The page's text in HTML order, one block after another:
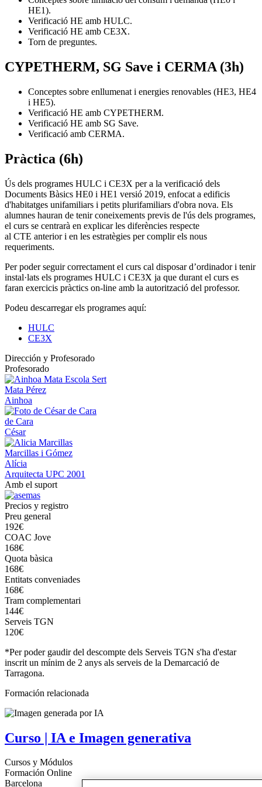
HE1).
Verificació HE amb HULC.
Verificació HE amb CE3X.
Torn de preguntes.
CYPETHERM, SG Save i CERMA (3h)
Conceptes sobre enllumenat i energies renovables (HE3, HE4
i HE5).
Verificació HE amb CYPETHERM.
Verificació HE amb SG Save.
Verificació amb CERMA.
Pràctica (6h)
Ús dels programes HULC i CE3X per a la verificació dels
Documents Bàsics HE0 i HE1 versió 2019, enfocat a edificis
d'habitatges unifamiliars i petits plurifamiliars d'obra nova. Els
alumnes hauran de tenir coneixements previs de l'ús dels programes,
el curs se centrarà en explicar les diferències respecte
al CTE anterior i en les estratègies per complir els nous
requeriments.
Per poder seguir correctament el curs cal disposar d’ordinador i tenir
instal·lats els programes HULC i CE3X ja que durant el curs es
faran exercicis pràctics on-line amb la autorització del professor.
Podeu descarregar els programes aquí:
HULC
CE3X
Dirección y Profesorado
Profesorado
Mata Pérez
Ainhoa
de Cara
César
Marcillas i Gómez
Alícia
Arquitecta UPC 2001
Amb el suport
Precios y registro
Preu general
192€
COAC Jove
168€
Quota bàsica
168€
Entitats conveniades
168€
Tram complementari
144€
Serveis TGN
120€
*Per poder gaudir del descompte dels Serveis TGN s'ha d'estar
inscrit un mínim de 2 anys als serveis de la Demarcació de
Tarragona.
Formación relacionada
Curso | IA e Imagen generativa
Cursos y Módulos
Formación Online
Barcelona